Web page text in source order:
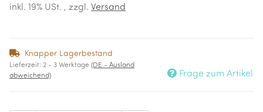
inkl. 19% USt. , zzgl. Versand
Knapper Lagerbestand
Lieferzeit: 2 - 3 Werktage (DE - Ausland
abweichend)
Frage zum Artikel